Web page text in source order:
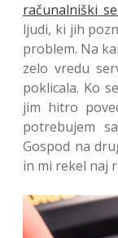
računalniški
ljudi, ki jih
problem. Na
zelo vredu
poklicala. Ko
jim hitro
potrebujem
Gospod na
in mi rekel naj